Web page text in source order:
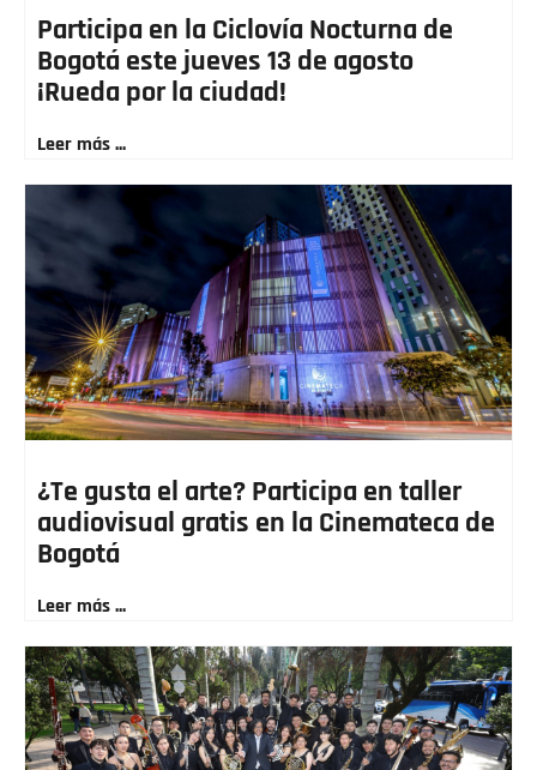
Participa en la Ciclovía Nocturna de
Bogotá este jueves 13 de agosto
¡Rueda por la ciudad!
Leer más ...
¿Te gusta el arte? Participa en taller
audiovisual gratis en la Cinemateca de
Bogotá
Leer más ...